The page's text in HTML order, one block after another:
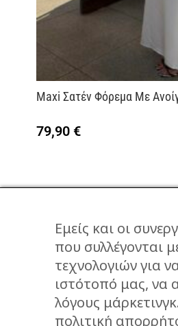
Maxi Σατέν Φόρεμα Με
79,90 €
Εμείς και οι
που συλλέγονται
τεχνολογιών για
ιστότοπό μας, να
λόγους
πολιτική